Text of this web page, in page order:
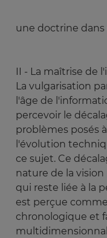
une doctrine dans
II - La maîtrise de
La vulgarisation
l'âge de
percevoir le
problèmes posés
l'évolution
ce sujet. Ce
nature de la
qui reste liée à la
est perçue
chronologique et